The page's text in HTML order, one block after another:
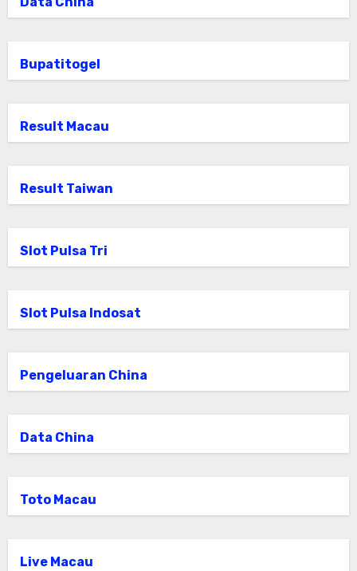
Bupatitogel
Result Macau
Result Taiwan
Slot Pulsa Tri
Slot Pulsa Indosat
Pengeluaran China
Data China
Toto Macau
Live Macau